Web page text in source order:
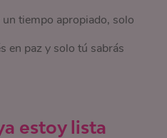
tiempo apropiado, solo
en paz y solo tú sabrás
estoy lista